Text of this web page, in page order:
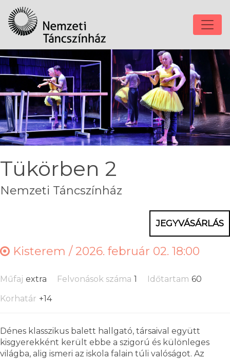
Tükörben 2
Nemzeti Táncszínház
JEGYVÁSÁRLÁS
Kisterem /2026. február 02. 18:00
Műfaj extra Felvonások száma 1 Időtartam 60
Korhatár +14
Dénes klasszikus balett hallgató, társaival együtt
kisgyerekként került ebbe a szigorú és különleges
világba, alig ismeri az iskola falain túli valóságot. Az